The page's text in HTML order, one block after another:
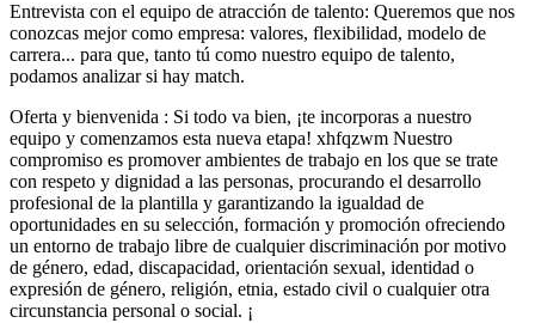
Entrevista con el equipo de atracción de talento: Queremos que nos
conozcas mejor como empresa: valores, flexibilidad, modelo de
carrera... para que, tanto tú como nuestro equipo de talento,
podamos analizar si hay match.
Oferta y bienvenida : Si todo va bien, ¡te incorporas a nuestro
equipo y comenzamos esta nueva etapa! xhfqzwm Nuestro
compromiso es promover ambientes de trabajo en los que se trate
con respeto y dignidad a las personas, procurando el desarrollo
profesional de la plantilla y garantizando la igualdad de
oportunidades en su selección, formación y promoción ofreciendo
un entorno de trabajo libre de cualquier discriminación por motivo
de género, edad, discapacidad, orientación sexual, identidad o
expresión de género, religión, etnia, estado civil o cualquier otra
circunstancia personal o social. ¡